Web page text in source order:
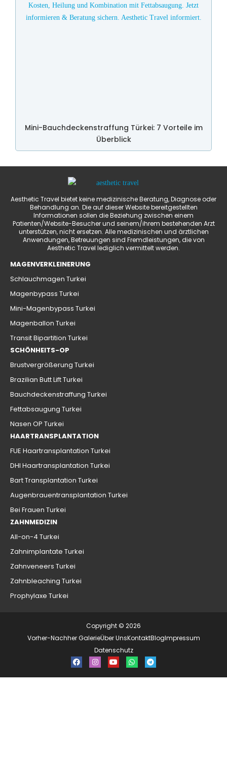
Mini-Bauchdeckenstraffung Türkei: 7 Vorteile im
Überblick
Aesthetic Travel bietet keine medizinische Beratung, Diagnose oder
Behandlung an. Die auf dieser Website bereitgestellten
Informationen sollen die Beziehung zwischen einem
Patienten/Website-Besucher und seinem/ihrem bestehenden Arzt
unterstützen, nicht ersetzen. Alle medizinischen und ärztlichen
Anwendungen, Betreuungen sind Fremdleistungen, die von
Aesthetic Travel lediglich vermittelt werden.
MAGENVERKLEINERUNG
Schlauchmagen Turkei
Magenbypass Turkei
Mini-Magenbypass Turkei
Magenballon Turkei
Transit Bipartition Turkei
SCHÖNHEITS-OP
Brustvergrößerung Turkei
Brazilian Butt Lift Turkei
Bauchdeckenstraffung Turkei
Fettabsaugung Turkei
Nasen OP Turkei
HAARTRANSPLANTATION
FUE Haartransplantation Turkei
DHI Haartransplantation Turkei
Bart Transplantation Turkei
Augenbrauentransplantation Turkei
Bei Frauen Turkei
ZAHNMEDIZIN
All-on-4 Turkei
Zahnimplantate Turkei
Zahnveneers Turkei
Zahnbleaching Turkei
Prophylaxe Turkei
Copyright © 2026
Vorher-Nachher GalerieÜber UnsKontaktBlogImpressum
Datenschutz